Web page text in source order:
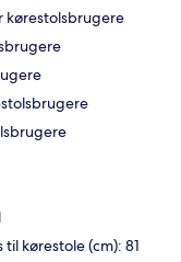
kørestolsbrugere
kørestole (cm): 81